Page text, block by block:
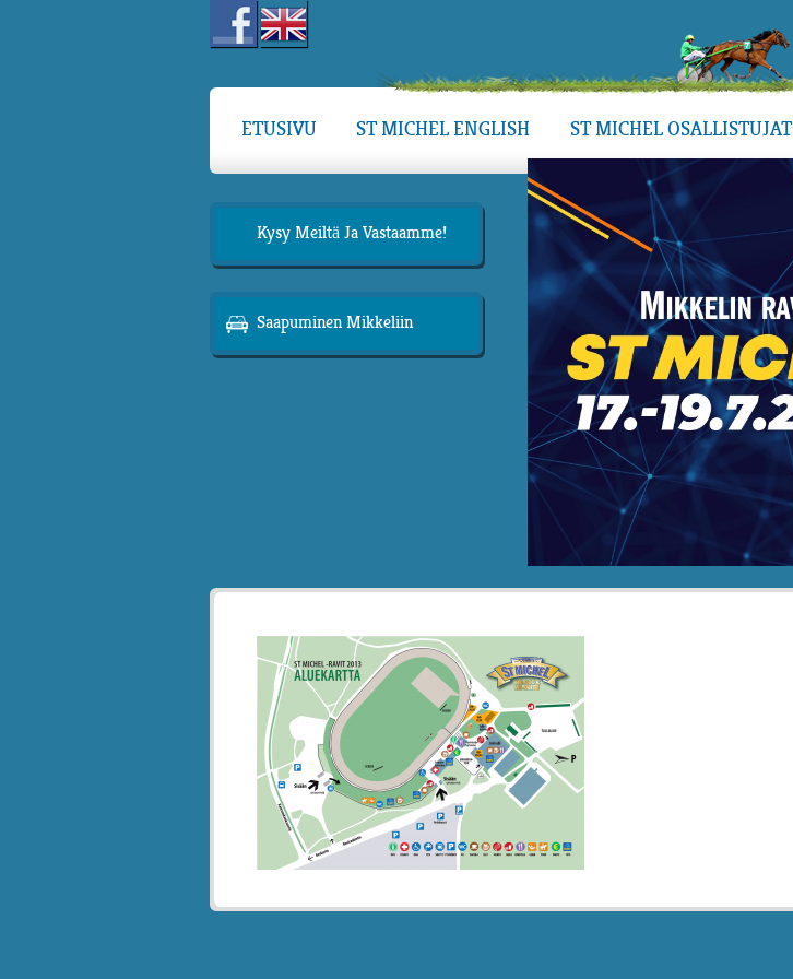
ETUSIVU ST MICHEL ENGLISH ST MICHEL OSALLISTUJAT
Kysy Meiltä Ja Vastaamme!
Saapuminen Mikkeliin